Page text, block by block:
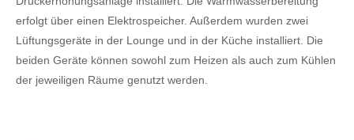
erfolgt über einen Elektrospeicher. Außerdem wurden zwei
Lüftungsgeräte in der Lounge und in der Küche installiert. Die
beiden Geräte können sowohl zum Heizen als auch zum Kühlen
der jeweiligen Räume genutzt werden.